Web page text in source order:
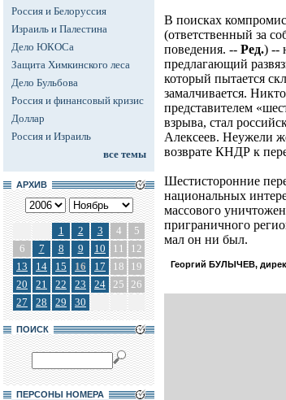
Россия и Белоруссия
Израиль и Палестина
Дело ЮКОСа
Защита Химкинского леса
Дело Бульбова
Россия и финансовый кризис
Доллар
Россия и Израиль
все темы
АРХИВ
1 2 3 4
5
6
7 8 9 10 11
12
13
14 15 16 17 18
19
20
21 22 23 24 25 26
27
28 29 30
ПОИСК
ПЕРСОНЫ НОМЕРА
В поисках
(ответственный за
поведения. -- Ред.) --
предлагающий
который пытается
замалчивается.
представителем
взрыва, стал
Алексеев. Неужели
возврате КНДР к
Шестисторонние
национальных
массового
приграничного
мал он ни был.
Георгий БУЛЫЧЕВ,